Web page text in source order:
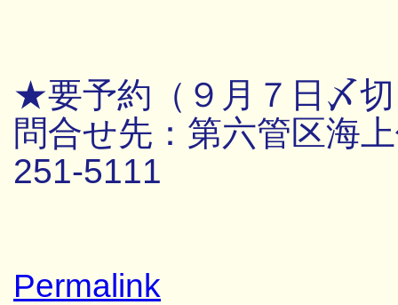
★要予約（９月７日〆
問合せ先：第六管区海
251-5111
Permalink